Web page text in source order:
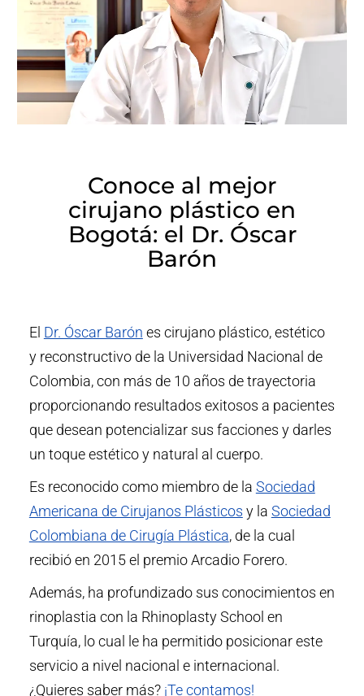
Conoce al mejor
cirujano plástico en
Bogotá: el Dr. Óscar
Barón
El Dr. Óscar Barón es cirujano plástico, estético
y reconstructivo de la Universidad Nacional de
Colombia, con más de 10 años de trayectoria
proporcionando resultados exitosos a pacientes
que desean potencializar sus facciones y darles
un toque estético y natural al cuerpo.
Es reconocido como miembro de la Sociedad
Americana de Cirujanos Plásticos y la Sociedad
Colombiana de Cirugía Plástica, de la cual
recibió en 2015 el premio Arcadio Forero.
Además, ha profundizado sus conocimientos en
rinoplastia con la Rhinoplasty School en
Turquía, lo cual le ha permitido posicionar este
servicio a nivel nacional e internacional.
¿Quieres saber más? ¡Te contamos!